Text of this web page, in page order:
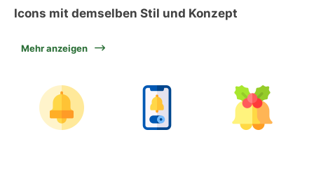
Icons mit demselben Stil und Konzept
Mehr anzeigen